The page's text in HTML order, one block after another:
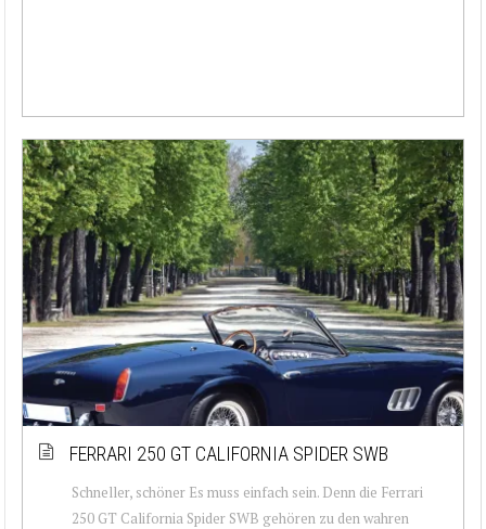
FERRARI 250 GT CALIFORNIA SPIDER SWB
Schneller, schöner Es muss einfach sein. Denn die Ferrari
250 GT California Spider SWB gehören zu den wahren